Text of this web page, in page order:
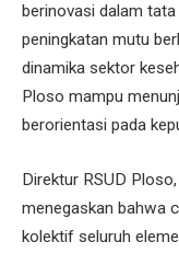
berinovasi dalam
peningkatan mutu
dinamika sektor
Ploso mampu
berorientasi pada
Direktur RSUD
menegaskan bahwa
kolektif seluruh